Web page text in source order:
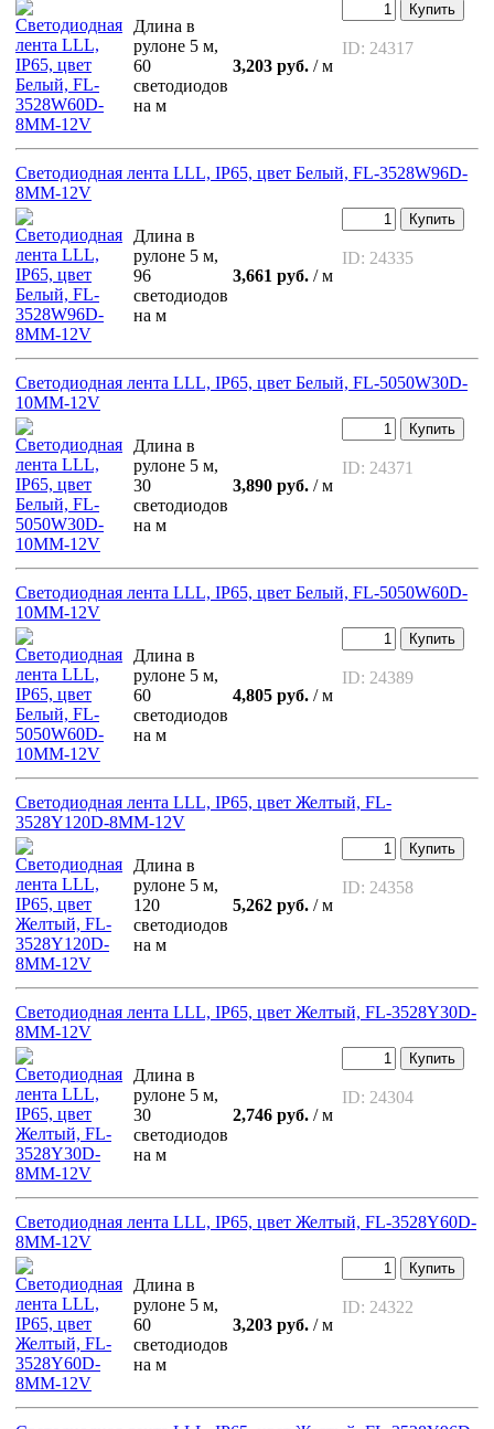
Длина в
рулоне 5 м,
60
светодиодов
на м
3,203 руб. / м
Купить
ID: 24317
Светодиодная лента LLL, IP65, цвет Белый, FL-3528W96D-
8MM-12V
Длина в
рулоне 5 м,
96
светодиодов
на м
3,661 руб. / м
Купить
ID: 24335
Светодиодная лента LLL, IP65, цвет Белый, FL-5050W30D-
10MM-12V
Длина в
рулоне 5 м,
30
светодиодов
на м
3,890 руб. / м
Купить
ID: 24371
Светодиодная лента LLL, IP65, цвет Белый, FL-5050W60D-
10MM-12V
Длина в
рулоне 5 м,
60
светодиодов
на м
4,805 руб. / м
Купить
ID: 24389
Светодиодная лента LLL, IP65, цвет Желтый, FL-
3528Y120D-8MM-12V
Длина в
рулоне 5 м,
120
светодиодов
на м
5,262 руб. / м
Купить
ID: 24358
Светодиодная лента LLL, IP65, цвет Желтый, FL-3528Y30D-
8MM-12V
Длина в
рулоне 5 м,
30
светодиодов
на м
2,746 руб. / м
Купить
ID: 24304
Светодиодная лента LLL, IP65, цвет Желтый, FL-3528Y60D-
8MM-12V
Длина в
рулоне 5 м,
60
светодиодов
на м
3,203 руб. / м
Купить
ID: 24322